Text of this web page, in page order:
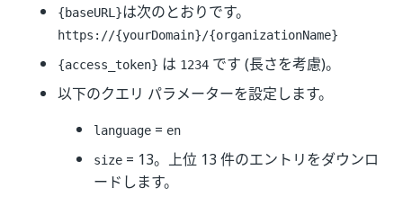
{baseURL}は次のとおりです。
https://{yourDomain}/{organizationName}
{access_token} は 1234 です (長さを考慮)。
以下のクエリ パラメーターを設定します。
language = en
size = 13。上位 13 件のエントリをダウンロ
ードします。